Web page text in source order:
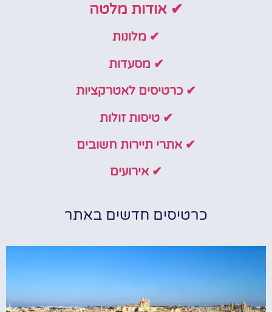
✔ אודות מלטה
✔ מלונות
✔ מסעדות
✔ כרטיסים לאטרקציות
✔ טיסות זולות
✔ אתרי תיירות חשובים
✔ אירועים
כרטיסים חדשים באתר